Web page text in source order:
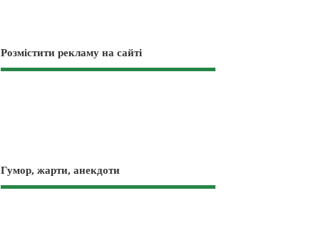
Розмістити рекламу на сайті
Гумор, жарти, анекдоти